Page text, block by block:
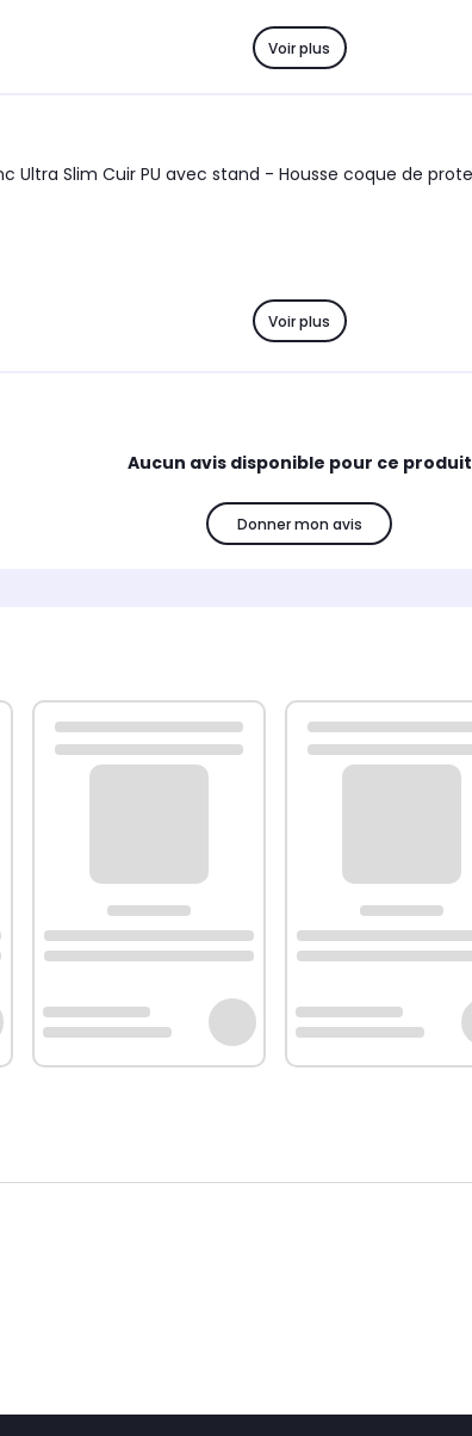
Voir plus
Voir plus
Aucun avis disponible pour ce produit
Donner mon avis